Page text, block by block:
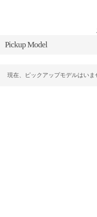
Pickup Model
現在、ピックアップモデルはいま